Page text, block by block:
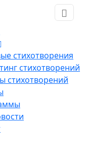
стихотворения
стихотворений
стихотворений